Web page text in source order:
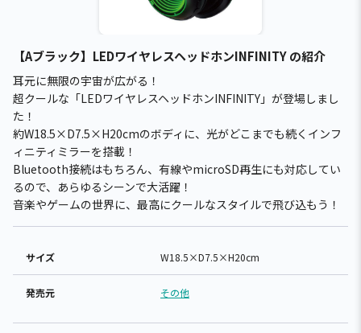
【Aブラック】LEDワイヤレスヘッドホンINFINITY の紹介
耳元に無限の宇宙が広がる！
超クールな「LEDワイヤレスヘッドホンINFINITY」が登場しまし
た！
約W18.5×D7.5×H20cmのボディに、光がどこまでも続くインフ
ィニティミラーを搭載！
Bluetooth接続はもちろん、有線やmicroSD再生にも対応してい
るので、あらゆるシーンで大活躍！
音楽やゲームの世界に、最高にクールなスタイルで飛び込もう！
サイズ W18.5×D7.5×H20cm
発売元 その他